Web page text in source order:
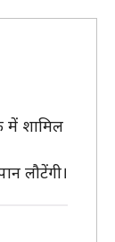
में शामिल
लौटेंगी।